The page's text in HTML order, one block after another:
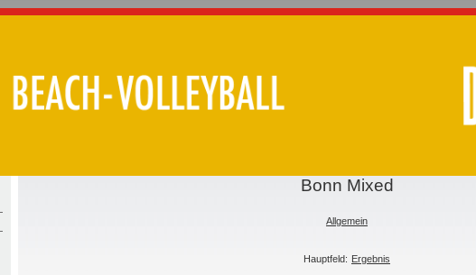
Bonn Mixed
Allgemein
Hauptfeld: Ergebnis